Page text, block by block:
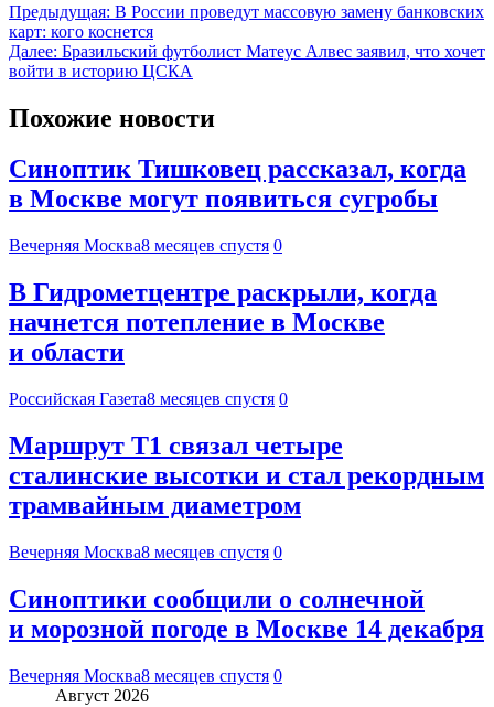
Предыдущая: В России проведут массовую замену банковских
карт: кого коснется
Далее: Бразильский футболист Матеус Алвес заявил, что хочет
войти в историю ЦСКА
Похожие новости
Синоптик Тишковец рассказал, когда
в Москве могут появиться сугробы
Вечерняя Москва8 месяцев спустя 0
В Гидрометцентре раскрыли, когда
начнется потепление в Москве
и области
Российская Газета8 месяцев спустя 0
Маршрут Т1 связал четыре
сталинские высотки и стал рекордным
трамвайным диаметром
Вечерняя Москва8 месяцев спустя 0
Синоптики сообщили о солнечной
и морозной погоде в Москве 14 декабря
Вечерняя Москва8 месяцев спустя 0
Август 2026